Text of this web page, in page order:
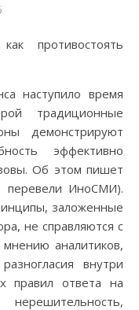
наступило время
традиционные
демонстрируют
эффективно
Об этом пишет
перевели ИноСМИ).
заложенные
не справляются с
аналитиков,
внутри
правил ответа на